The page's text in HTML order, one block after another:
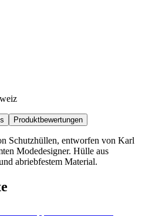
Produktbewertungen
Schutzhüllen, entworfen von Karl
Modedesigner. Hülle aus
abriebfestem Material.